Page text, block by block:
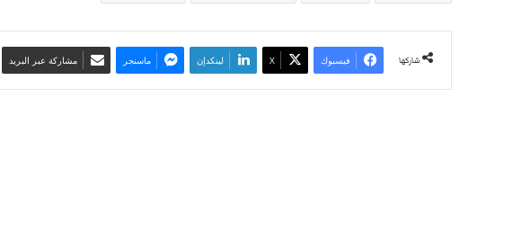
شاركها فيسبوك ‫X لينكدإن ماسنجر مشاركة عبر البريد